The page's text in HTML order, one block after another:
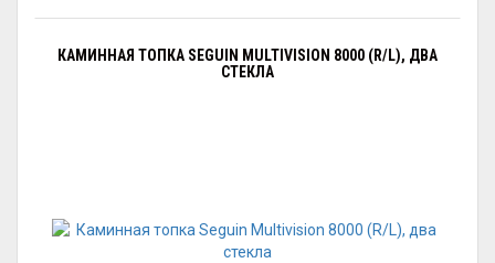
КАМИННАЯ ТОПКА SEGUIN MULTIVISION 8000 (R/L), ДВА
СТЕКЛА